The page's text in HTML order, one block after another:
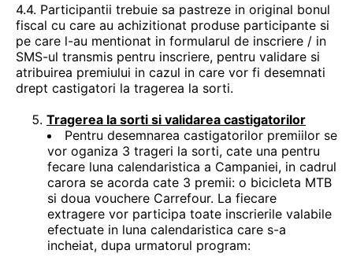
4.4. Participantii trebuie sa pastreze in original bonul
fiscal cu care au achizitionat produse participante si
pe care l-au mentionat in formularul de inscriere / in
SMS-ul transmis pentru inscriere, pentru validare si
atribuirea premiului in cazul in care vor fi desemnati
drept castigatori la tragerea la sorti.
Tragerea la sorti si validarea castigatorilor
Pentru desemnarea castigatorilor premiilor se
vor oganiza 3 trageri la sorti, cate una pentru
fecare luna calendaristica a Campaniei, in cadrul
carora se acorda cate 3 premii: o bicicleta MTB
si doua vouchere Carrefour. La fiecare
extragere vor participa toate inscrierile valabile
efectuate in luna calendaristica care s-a
incheiat, dupa urmatorul program: